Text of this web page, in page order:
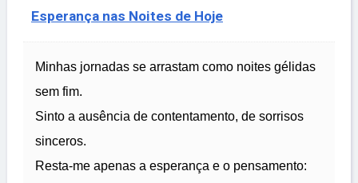
Esperança nas Noites de Hoje
Minhas jornadas se arrastam como noites gélidas
sem fim.
Sinto a ausência de contentamento, de sorrisos
sinceros.
Resta-me apenas a esperança e o pensamento: